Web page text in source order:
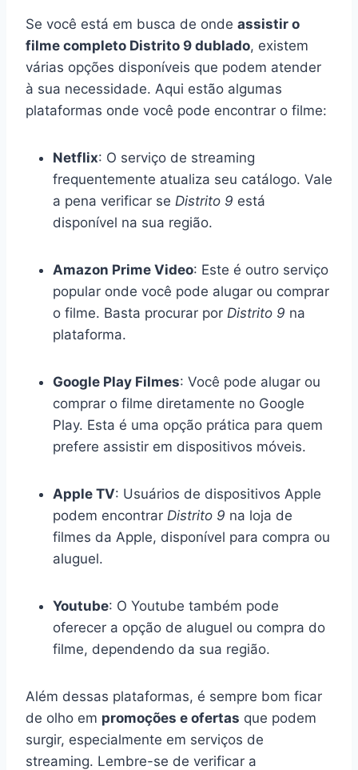
Se você está em busca de onde assistir o
filme completo Distrito 9 dublado, existem
várias opções disponíveis que podem atender
à sua necessidade. Aqui estão algumas
plataformas onde você pode encontrar o filme:
Netflix: O serviço de streaming
frequentemente atualiza seu catálogo. Vale
a pena verificar se Distrito 9 está
disponível na sua região.
Amazon Prime Video: Este é outro serviço
popular onde você pode alugar ou comprar
o filme. Basta procurar por Distrito 9 na
plataforma.
Google Play Filmes: Você pode alugar ou
comprar o filme diretamente no Google
Play. Esta é uma opção prática para quem
prefere assistir em dispositivos móveis.
Apple TV: Usuários de dispositivos Apple
podem encontrar Distrito 9 na loja de
filmes da Apple, disponível para compra ou
aluguel.
Youtube: O Youtube também pode
oferecer a opção de aluguel ou compra do
filme, dependendo da sua região.
Além dessas plataformas, é sempre bom ficar
de olho em promoções e ofertas que podem
surgir, especialmente em serviços de
streaming. Lembre-se de verificar a